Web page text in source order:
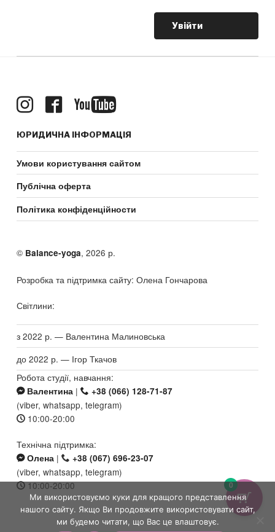
Увійти
ЮРИДИЧНА ІНФОРМАЦІЯ
Умови користування сайтом
Публічна оферта
Політика конфіденційности
© Balance-yoga, 2026 р.
Розробка та підтримка сайту: Олена Гончарова
Світлини:
з 2022 р. — Валентина Малиновська
до 2022 р. — Ігор Ткачов
Робота студії, навчання:
Валентина | +38 (066) 128-71-87
(viber, whatsapp, telegram)
10:00-20:00
Технічна підтримка:
Олена | +38 (067) 696-23-07
(viber, whatsapp, telegram)
10:00-20:00
0
Ми використовуємо куки для кращого представлення
нашого сайту. Якщо Ви продовжите використовувати сайт,
ми будемо читати, що Вас це влаштовує.